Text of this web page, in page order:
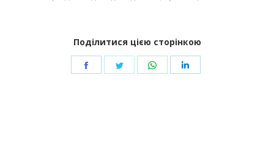
Поділитися цією сторінкою
Share
Share
Share